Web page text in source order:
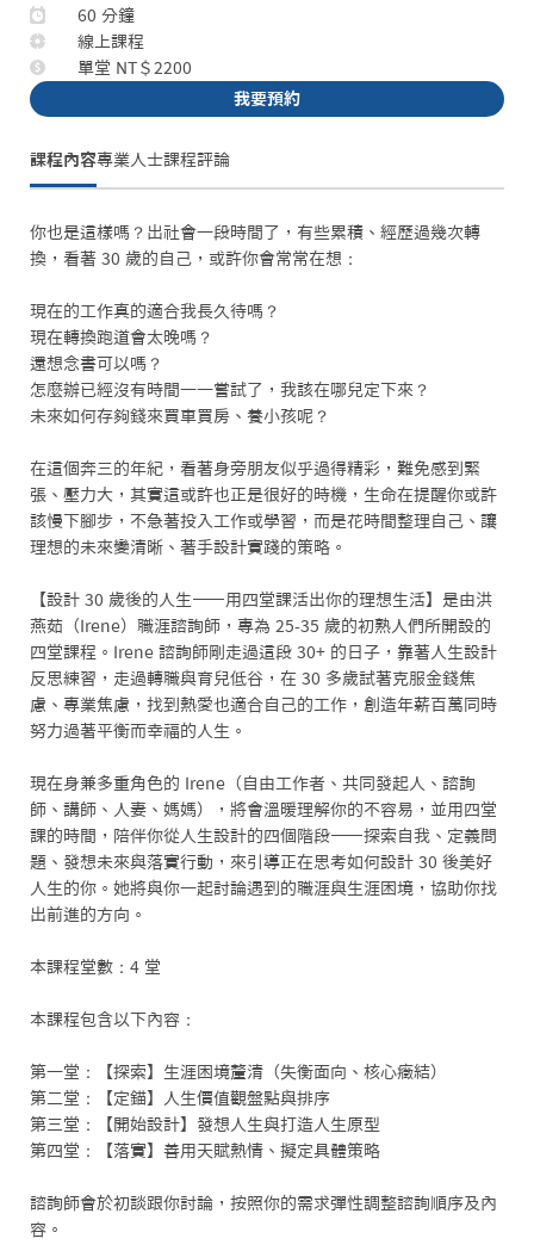
60 分鐘
線上課程
單堂 NT＄2200
我要預約
課程內容專業人士課程評論
你也是這樣嗎？出社會一段時間了，有些累積、經歷過幾次轉
換，看著 30 歲的自己，或許你會常常在想：
現在的工作真的適合我長久待嗎？
現在轉換跑道會太晚嗎？
還想念書可以嗎？
怎麼辦已經沒有時間一一嘗試了，我該在哪兒定下來？
未來如何存夠錢來買車買房、養小孩呢？
在這個奔三的年紀，看著身旁朋友似乎過得精彩，難免感到緊
張、壓力大，其實這或許也正是很好的時機，生命在提醒你或許
該慢下腳步，不急著投入工作或學習，而是花時間整理自己、讓
理想的未來變清晰、著手設計實踐的策略。
【設計 30 歲後的人生——用四堂課活出你的理想生活】是由洪
燕茹（Irene）職涯諮詢師，專為 25-35 歲的初熟人們所開設的
四堂課程。Irene 諮詢師剛走過這段 30+ 的日子，靠著人生設計
反思練習，走過轉職與育兒低谷，在 30 多歲試著克服金錢焦
慮、專業焦慮，找到熱愛也適合自己的工作，創造年薪百萬同時
努力過著平衡而幸福的人生。
現在身兼多重角色的 Irene（自由工作者、共同發起人、諮詢
師、講師、人妻、媽媽），將會溫暖理解你的不容易，並用四堂
課的時間，陪伴你從人生設計的四個階段——探索自我、定義問
題、發想未來與落實行動，來引導正在思考如何設計 30 後美好
人生的你。她將與你一起討論遇到的職涯與生涯困境，協助你找
出前進的方向。
本課程堂數：4 堂
本課程包含以下內容：
第一堂：【探索】生涯困境釐清（失衡面向、核心癥結）
第二堂：【定錨】人生價值觀盤點與排序
第三堂：【開始設計】發想人生與打造人生原型
第四堂：【落實】善用天賦熱情、擬定具體策略
諮詢師會於初談跟你討論，按照你的需求彈性調整諮詢順序及內
容。